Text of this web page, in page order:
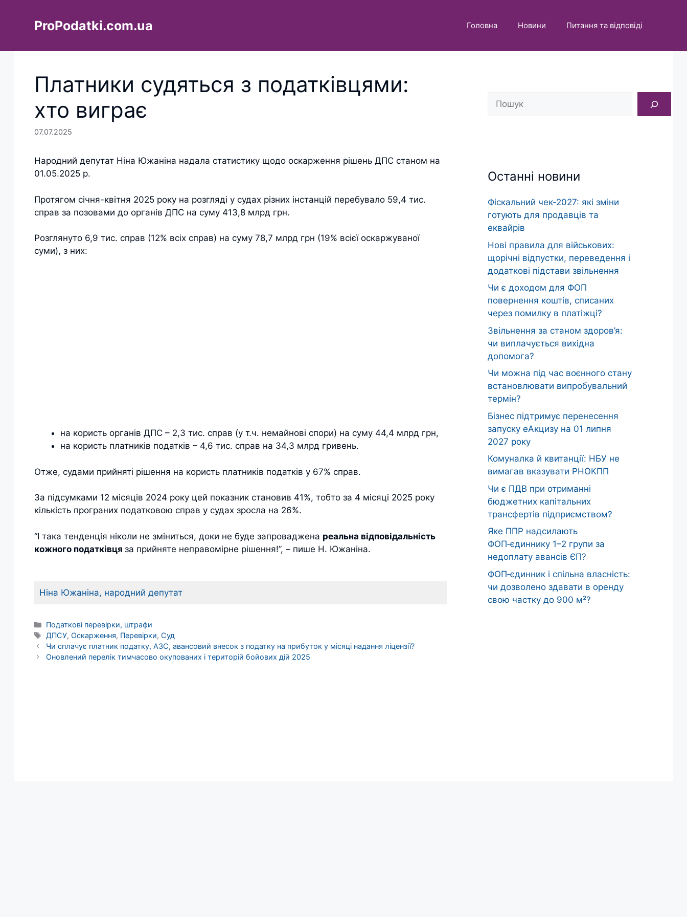
ProPodatki.com.ua Головна Новини Питання та відповіді
Платники судяться з податківцями:
хто виграє
07.07.2025
Народний депутат Ніна Южаніна надала статистику щодо оскарження рішень ДПС станом на
01.05.2025 р.
Протягом січня-квітня 2025 року на розгляді у судах різних інстанцій перебувало 59,4 тис.
справ за позовами до органів ДПС на суму 413,8 млрд грн.
Розглянуто 6,9 тис. справ (12% всіх справ) на суму 78,7 млрд грн (19% всієї оскаржуваної
суми), з них:
на користь органів ДПС – 2,3 тис. справ (у т.ч. немайнові спори) на суму 44,4 млрд грн,
на користь платників податків – 4,6 тис. справ на 34,3 млрд гривень.
Отже, судами прийняті рішення на користь платників податків у 67% справ.
За підсумками 12 місяців 2024 року цей показник становив 41%, тобто за 4 місяці 2025 року
кількість програних податковою справ у судах зросла на 26%.
“І така тенденція ніколи не зміниться, доки не буде запроваджена реальна відповідальність
кожного податківця за прийняте неправомірне рішення!”, – пише Н. Южаніна.
Ніна Южаніна, народний депутат
Категорії
Податкові перевірки, штрафи
Позначки
ДПСУ, Оскарження, Перевірки, Суд
Чи сплачує платник податку, АЗС, авансовий внесок з податку на прибуток у місяці надання ліцензії?
Оновлений перелік тимчасово окупованих і територій бойових дій 2025
Пошук
Останні новини
Фіскальний чек‑2027: які зміни
готують для продавців та
еквайрів
Нові правила для військових:
щорічні відпустки, переведення і
додаткові підстави звільнення
Чи є доходом для ФОП
повернення коштів, списаних
через помилку в платіжці?
Звільнення за станом здоров’я:
чи виплачується вихідна
допомога?
Чи можна під час воєнного стану
встановлювати випробувальний
термін?
Бізнес підтримує перенесення
запуску еАкцизу на 01 липня
2027 року
Комуналка й квитанції: НБУ не
вимагав вказувати РНОКПП
Чи є ПДВ при отриманні
бюджетних капітальних
трансфертів підприємством?
Яке ППР надсилають
ФОП‑єдиннику 1–2 групи за
недоплату авансів ЄП?
ФОП‑єдинник і спільна власність:
чи дозволено здавати в оренду
свою частку до 900 м²?